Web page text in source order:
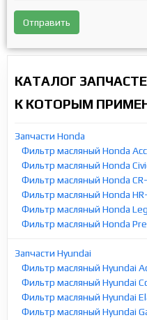
Отправить
КАТАЛОГ
К КОТОРЫМ
Запчасти Honda
Фильтр масляный Honda
Фильтр масляный Honda
Фильтр масляный Honda
Фильтр масляный Honda
Фильтр масляный Honda
Фильтр масляный Honda
Запчасти Hyundai
Фильтр масляный Hyundai
Фильтр масляный Hyundai
Фильтр масляный Hyundai
Фильтр масляный Hyundai